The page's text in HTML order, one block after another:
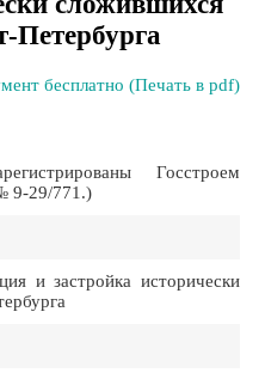
Петербурга
бесплатно (Печать в pdf)
Госстроем
9-29/771.)
и застройка исторически